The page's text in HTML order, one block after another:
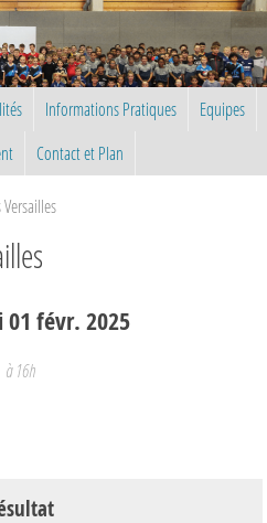
Informations Pratiques
Equipes
Contact et Plan
01 févr.2025
à 16h